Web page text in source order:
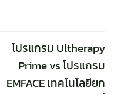
โปรแกรม Ultherapy
Prime vs โปรแกรม
EMFACE เทคโนโลยียก